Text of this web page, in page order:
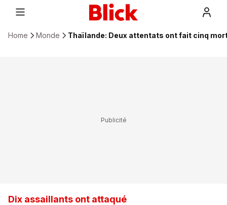
Home Monde Thaïlande: Deux attentats ont fait cinq
Dix assaillants ont attaqué